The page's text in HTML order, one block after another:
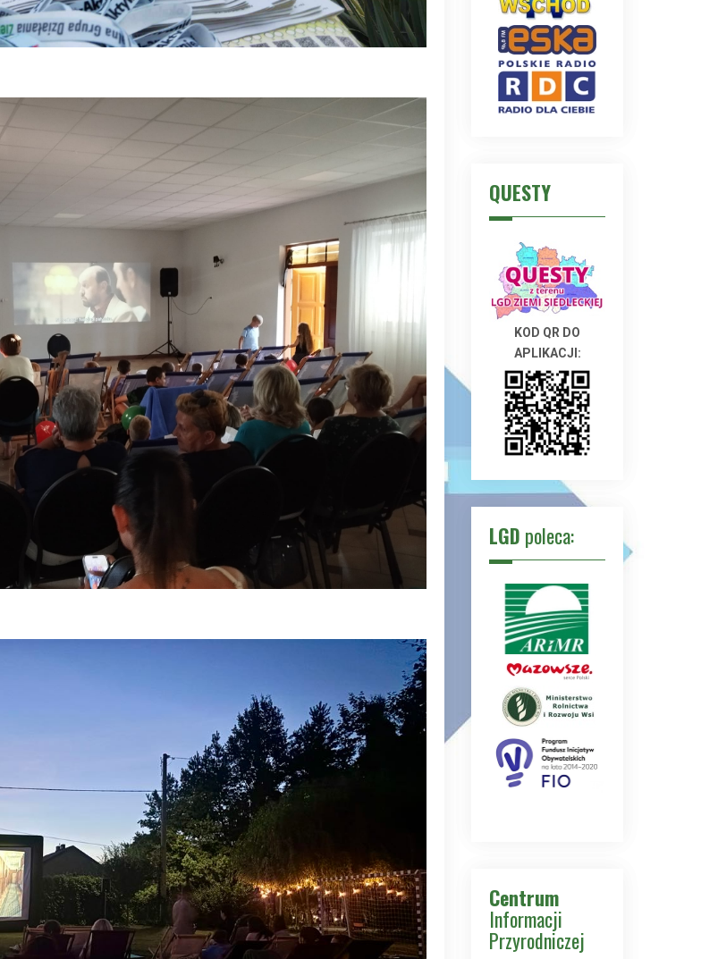
QUESTY
KOD QR DO
APLIKACJI:
LGD poleca:
Centrum
Informacji
Przyrodniczej